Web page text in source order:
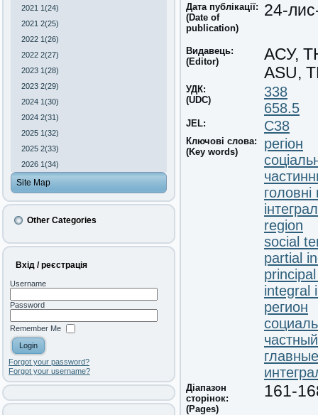
2021 1(24)
2021 2(25)
2022 1(26)
2022 2(27)
2023 1(28)
2023 2(29)
2024 1(30)
2024 2(31)
2025 1(32)
2025 2(33)
2026 1(34)
Site Map
Other Categories
Вхід / реєстрація
Username
Password
Remember Me
Forgot your password?
Forgot your username?
Дата публікації:
(Date of
publication)
24-
Видавець:
(Editor)
АСУ,
ASU,
УДК:
(UDC)
338
658.5
JEL: C38
Ключові слова:
(Key words)
регіон
region
social
partial
integral
регион
Діапазон
сторінок:
(Pages)
161-